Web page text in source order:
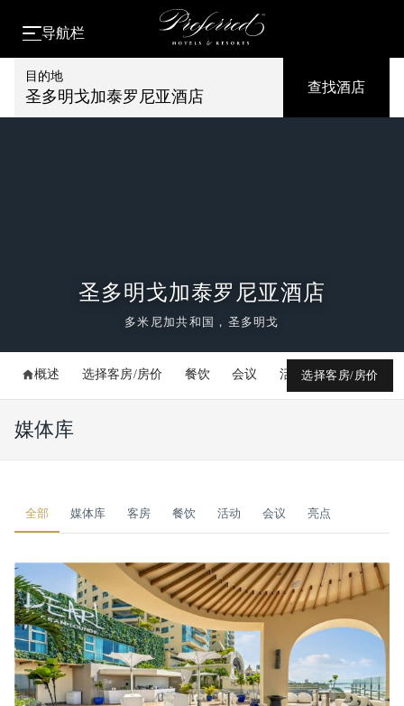
导航栏
目的地
圣多明戈加泰罗尼亚酒店
查找酒店
圣多明戈加泰罗尼亚酒店
多米尼加共和国，圣多明戈
概述 选择客房/房价 餐饮 会议 活动 媒体库
选择客房/房价
媒体库
全部 媒体库 客房 餐饮 活动 会议 亮点